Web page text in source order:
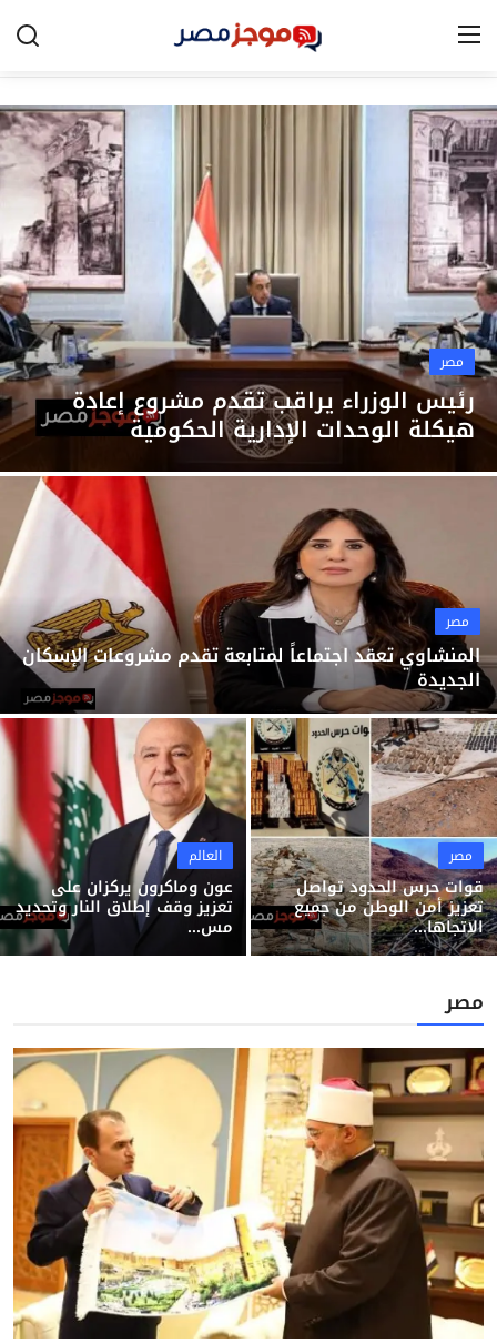
الرئيسية
مصر
الخليج
العالم
الرياضة
اقتصاد
تكنولوجيا
التعليم
منوعات
مصر
رئيس الوزراء يراقب تقدم مشروع إعادة
هيكلة الوحدات الإدارية الحكومية
مصر
المنشاوي تعقد اجتماعاً لمتابعة تقدم مشروعات الإسكان
الجديدة
مصر
قوات حرس الحدود تواصل
تعزيز أمن الوطن من جميع
الاتجاها...
العالم
عون وماكرون يركزان على
تعزيز وقف إطلاق النار وتحديد
مس...
مصر